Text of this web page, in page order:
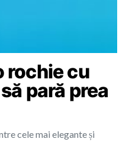
rochie cu
pară prea
cele mai elegante și